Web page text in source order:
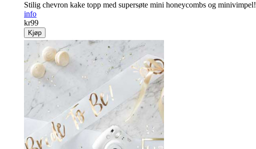
Stilig chevron kake topp med supersøte mini honeycombs og minivimpel!
info
kr99
Kjøp